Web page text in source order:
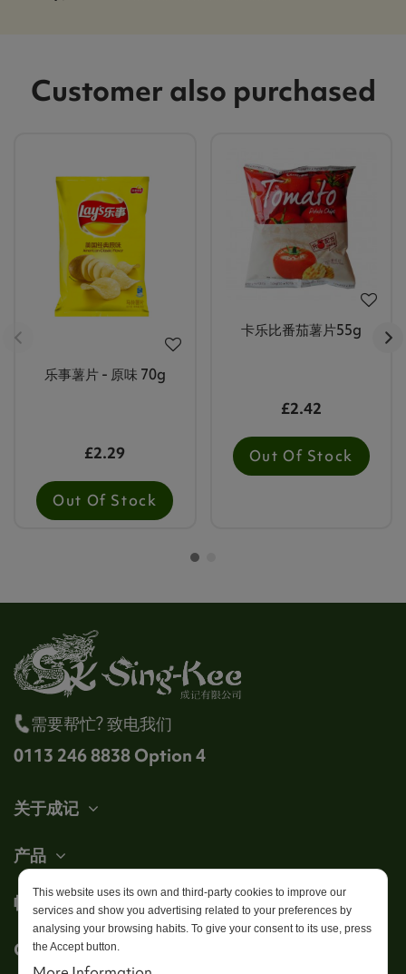
Customer also purchased
乐事薯片 - 原味 70g
£2.29
Out Of Stock
卡乐比番茄薯片55g
£2.42
Out Of Stock
需要帮忙? 致电我们
0113 246 8838 Option 4
关于成记
产品
帐户
Get in touch
This website uses its own and third-party cookies to improve our
services and show you advertising related to your preferences by
analysing your browsing habits. To give your consent to its use, press
the Accept button.